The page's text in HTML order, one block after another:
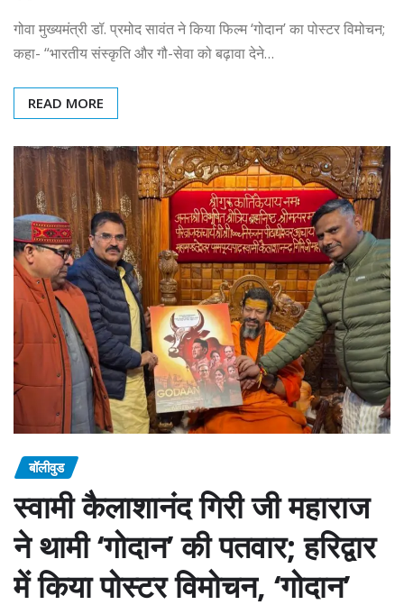
गोवा मुख्यमंत्री डॉ. प्रमोद सावंत ने किया फिल्म ‘गोदान’ का पोस्टर विमोचन;
कहा- “भारतीय संस्कृति और गौ-सेवा को बढ़ावा देने…
READ MORE
बॉलीवुड
स्वामी कैलाशानंद गिरी जी महाराज
ने थामी ‘गोदान’ की पतवार; हरिद्वार
में किया पोस्टर विमोचन, ‘गोदान’